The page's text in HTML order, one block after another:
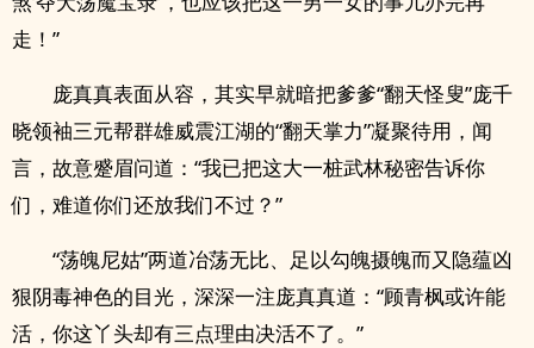
走！”
庞真真表面从容，其实早就暗把爹爹“翻天怪叟”庞千
晓领袖三元帮群雄威震江湖的“翻天掌力”凝聚待用，闻
言，故意蹙眉问道：“我已把这大一桩武林秘密告诉你
们，难道你们还放我们不过？”
“荡魄尼姑”两道冶荡无比、足以勾魄摄魄而又隐蕴凶
狠阴毒神色的目光，深深一注庞真真道：“顾青枫或许能
活，你这丫头却有三点理由决活不了。”